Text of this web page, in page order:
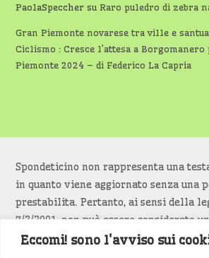
Eccomi! sono l'avviso sui
PaolaSpeccher suRaro puledro di zebra
Gran Piemonte novarese tra ville e
Ciclismo : Cresce l’attesa a
Piemonte 2024 – di Federico La Capria
Spondeticino non rappresenta una
in quanto viene aggiornato senza una
prestabilita. Pertanto, ai sensi della
7/3/2001, non può essere considerato
editoriale.